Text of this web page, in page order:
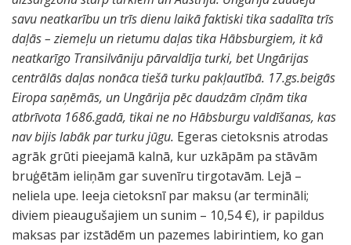
savu neatkarību un trīs dienu laikā faktiski tika sadalīta trīs
daļās – ziemeļu un rietumu daļas tika Hābsburgiem, it kā
neatkarīgo Transilvāniju pārvaldīja turki, bet Ungārijas
centrālās daļas nonāca tiešā turku pakļautībā. 17.gs.beigās
Eiropa saņēmās, un Ungārija pēc daudzām cīņām tika
atbrīvota 1686.gadā, tikai ne no Hābsburgu valdīšanas, kas
nav bijis labāk par turku jūgu. Egeras cietoksnis atrodas
agrāk grūti pieejamā kalnā, kur uzkāpām pa stāvām
bruģētām ieliņām gar suvenīru tirgotavām. Lejā –
neliela upe. Ieeja cietoksnī par maksu (ar termināli;
diviem pieaugušajiem un sunim – 10,54 €), ir papildus
maksas par izstādēm un pazemes labirintiem, ko gan